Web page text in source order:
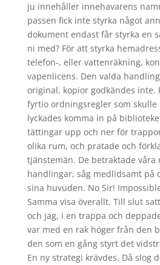
ju innehåller innehavarens
passen fick inte styrka något
dokument endast får styrka en
ni med? För att styrka
telefon-, eller vattenräkning,
vapenlicens. Den valda
original, kopior godkändes inte.
fyrtio ordningsregler som skulle
lyckades komma in på
tättingar upp och ner för
olika rum, och pratade och
tjänstemän. De betraktade våra
handlingar, såg medlidsamt på
sina huvuden. No Sir!
Samma visa överallt. Till slut
och jag, i en trappa och
var med en rak höger från den
den som en gång styrt det
En ny strategi krävdes. Då slog